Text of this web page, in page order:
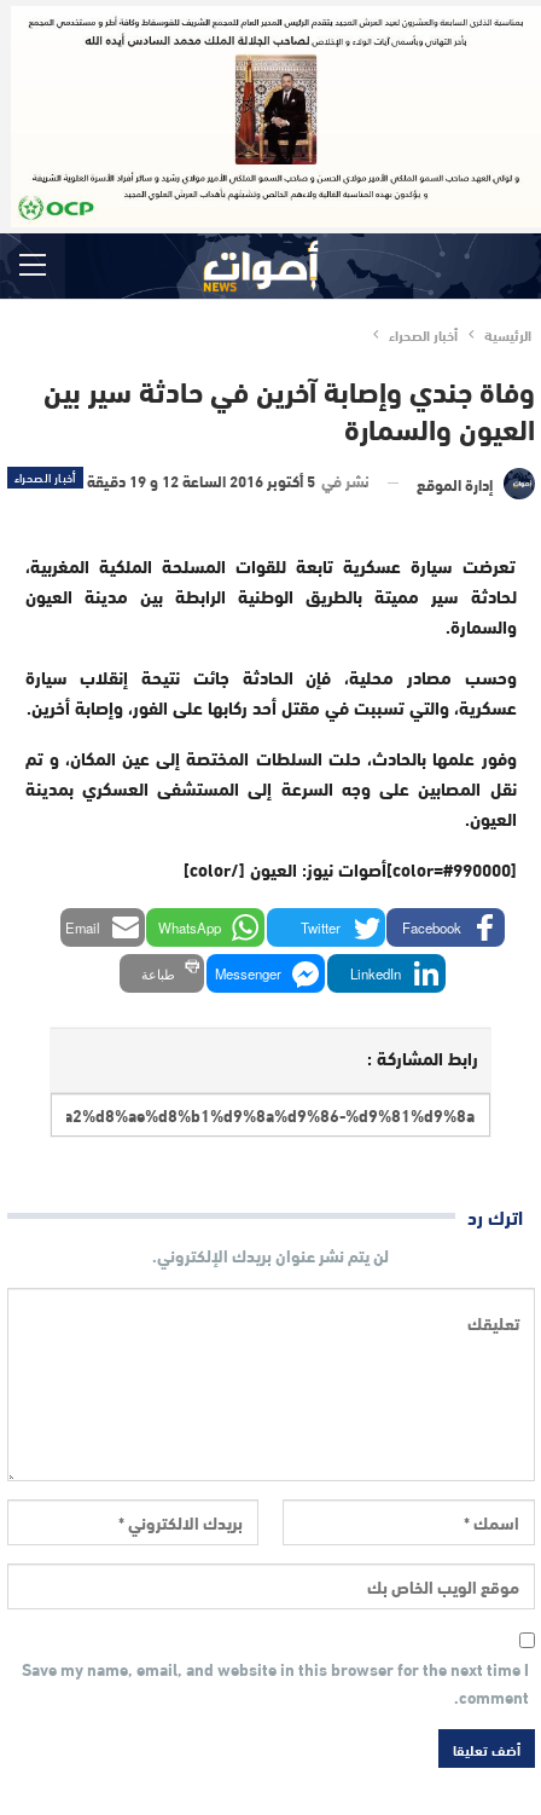
الرئيسية أخبار الصحراء
وفاة جندي وإصابة آخرين في حادثة سير بين
العيون والسمارة
أخبار الصحراء إدارة الموقع نشر في 5 أكتوبر 2016 الساعة 12 و 19 دقيقة
تعرضت سيارة عسكرية تابعة للقوات المسلحة الملكية المغربية،
لحادثة سير مميتة بالطريق الوطنية الرابطة بين مدينة العيون
والسمارة.
وحسب مصادر محلية، فإن الحادثة جائت نتيحة إنقلاب سيارة
عسكرية، والتي تسببت في مقتل أحد ركابها على الفور، وإصابة أخرين.
وفور علمها بالحادث، حلت السلطات المختصة إلى عين المكان، و تم
نقل المصابين على وجه السرعة إلى المستشفى العسكري بمدينة
العيون.
[color=#990000]أصوات نيوز: العيون [/color]
Facebook
Twitter
WhatsApp
Email
LinkedIn
Messenger طباعة
رابط المشاركة :
اترك رد
لن يتم نشر عنوان بريدك الإلكتروني.
Save my name, email, and website in this browser for the next time I
comment.